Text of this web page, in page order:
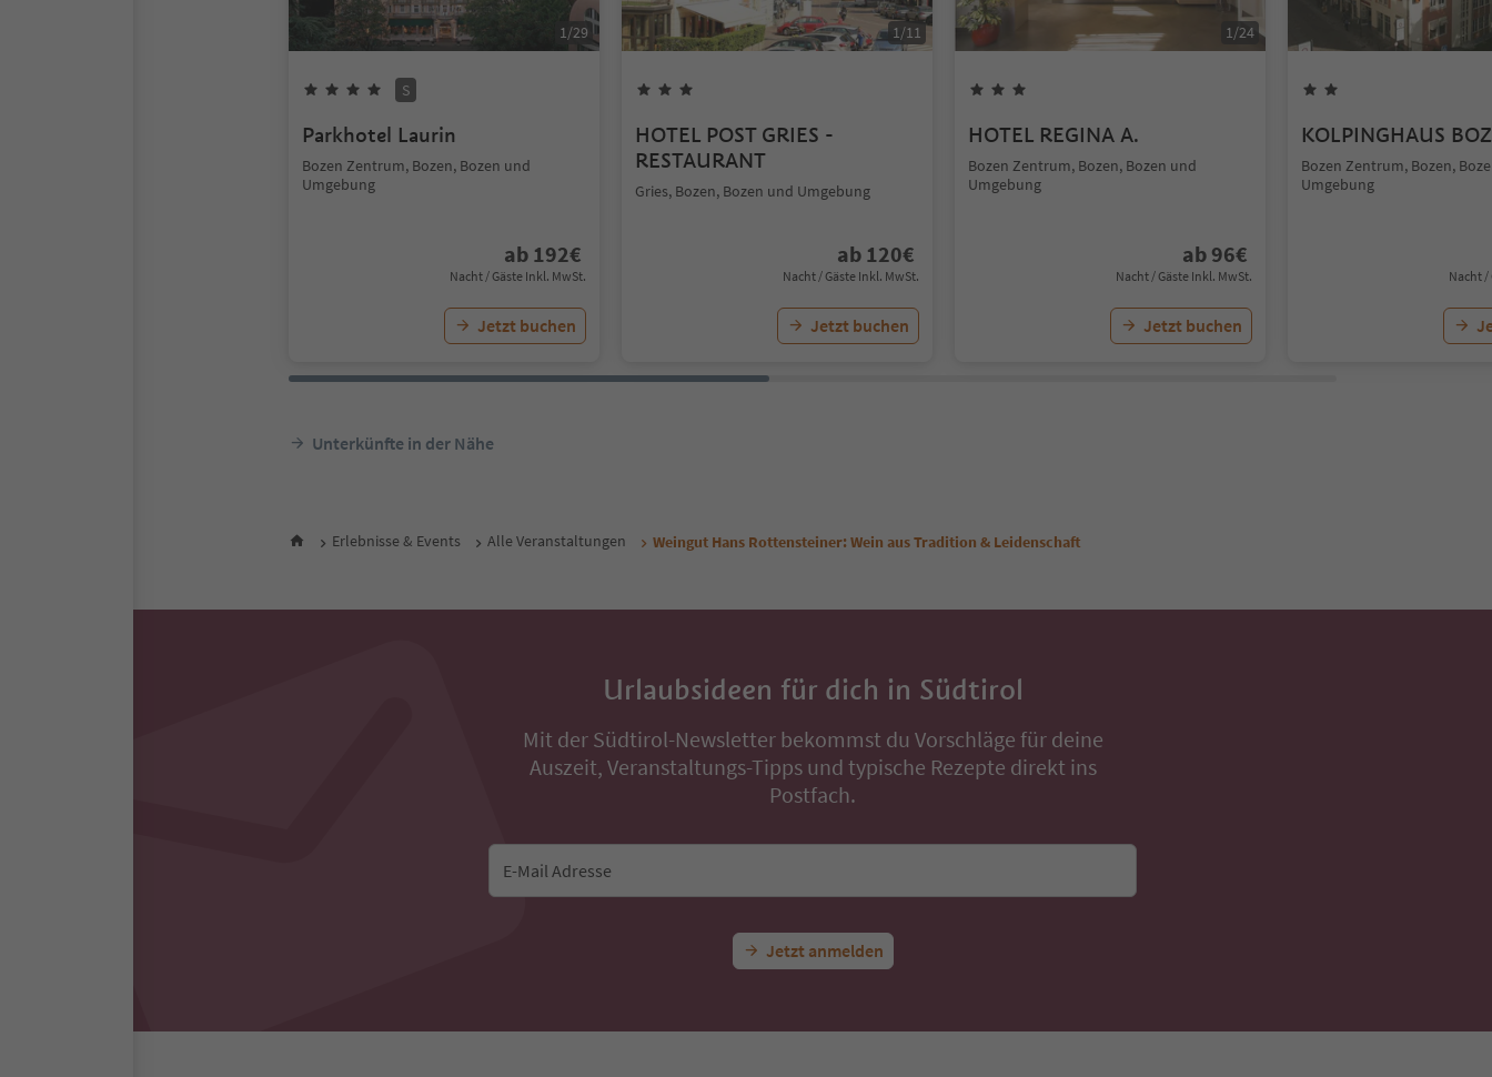
1/29
S
Parkhotel Laurin
Bozen Zentrum, Bozen, Bozen und
Umgebung
ab 192€
Nacht / Gäste Inkl. MwSt.
Jetzt buchen
1/11
HOTEL POST GRIES -
RESTAURANT
Gries, Bozen, Bozen und Umgebung
ab 120€
Nacht / Gäste Inkl. MwSt.
Jetzt buchen
1/24
HOTEL REGINA A.
Bozen Zentrum, Bozen, Bozen und
Umgebung
ab 96€
Nacht / Gäste Inkl. MwSt.
Jetzt buchen
KOLPINGHAUS
Bozen Zentrum, Bozen,
Umgebung
Nacht /
Unterkünfte in der Nähe
Erlebnisse & Events Alle Veranstaltungen Weingut Hans Rottensteiner: Wein aus Tradition & Leidenschaft
Urlaubsideen für dich in Südtirol
Mit der Südtirol-Newsletter bekommst du Vorschläge für deine
Auszeit, Veranstaltungs-Tipps und typische Rezepte direkt ins
Postfach.
E-Mail Adresse
Jetzt anmelden